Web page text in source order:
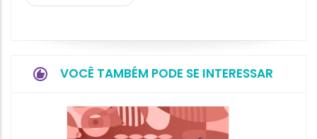
VOCÊ TAMBÉM PODE SE INTERESSAR